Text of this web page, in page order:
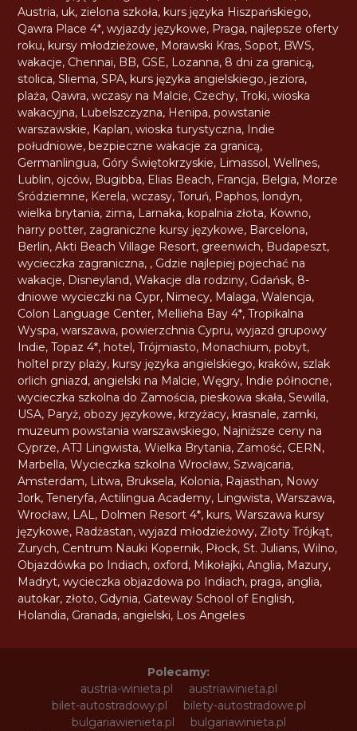
Austria, uk, zielona szkoła, kurs języka Hiszpańskiego,
Qawra Place 4*,wyjazdy językowe, Praga, najlepsze oferty
roku, kursy młodzieżowe, Morawski Kras,Sopot, BWS,
wakacje, Chennai, BB, GSE, Lozanna, 8 dni za granicą,
stolica,Sliema,SPA, kurs języka angielskiego, jeziora,
plaża, Qawra,wczasy na Malcie, Czechy,Troki,wioska
wakacyjna, Lubelszczyzna, Henipa,powstanie
warszawskie, Kaplan,wioska turystyczna, Indie
południowe,bezpieczne wakacje za granicą,
Germanlingua, Góry Świętokrzyskie, Limassol,Wellnes,
Lublin, ojców, Bugibba, Elias Beach, Francja, Belgia, Morze
Śródziemne, Kerela,wczasy,Toruń, Paphos, londyn,
wielka brytania, zima, Larnaka, kopalnia złota, Kowno,
harry potter, zagraniczne kursy językowe, Barcelona,
Berlin,Akti Beach Village Resort, greenwich, Budapeszt,
wycieczka zagraniczna, , Gdzie najlepiej pojechać na
wakacje, Disneyland,Wakacje dla rodziny, Gdańsk, 8-
dniowe wycieczki na Cypr, Nimecy, Malaga,Walencja,
Colon Language Center, Mellieha Bay 4*,Tropikalna
Wyspa,warszawa,powierzchnia Cypru,wyjazd grupowy
Indie,Topaz 4*, hotel,Trójmiasto, Monachium,pobyt,
holtel przy plaży, kursy języka angielskiego, kraków,szlak
orlich gniazd, angielski na Malcie,Węgry, Indie północne,
wycieczka szkolna do Zamościa,pieskowa skała,Sewilla,
USA, Paryż, obozy językowe, krzyżacy, krasnale, zamki,
muzeum powstania warszawskiego, Najniższe ceny na
Cyprze,ATJ Lingwista,Wielka Brytania, Zamość, CERN,
Marbella,Wycieczka szkolna Wrocław,Szwajcaria,
Amsterdam, Litwa, Bruksela, Kolonia, Rajasthan, Nowy
Jork,Teneryfa,Actilingua Academy, Lingwista,Warszawa,
Wrocław, LAL, Dolmen Resort 4*, kurs,Warszawa kursy
językowe, Radżastan,wyjazd młodzieżowy, Złoty Trójkąt,
Zurych, Centrum Nauki Kopernik, Płock,St. Julians,Wilno,
Objazdówka po Indiach, oxford, Mikołajki,Anglia, Mazury,
Madryt,wycieczka objazdowa po Indiach,praga, anglia,
autokar, złoto, Gdynia, Gateway School of English,
Holandia, Granada, angielski, Los Angeles
Polecamy:
austria-winieta.pl
austriawinieta.pl
bilet-autostradowy.pl
bilety-autostradowe.pl
bulgariawienieta.pl
bulgariawinieta.pl